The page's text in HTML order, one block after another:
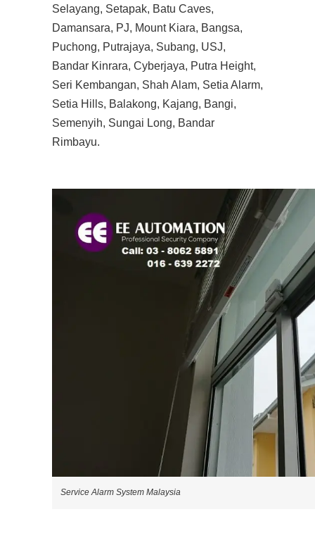
Selayang, Setapak, Batu Caves,
Damansara, PJ, Mount Kiara, Bangsa,
Puchong, Putrajaya, Subang, USJ,
Bandar Kinrara, Cyberjaya, Putra Height,
Seri Kembangan, Shah Alam, Setia Alarm,
Setia Hills, Balakong, Kajang, Bangi,
Semenyih, Sungai Long, Bandar
Rimbayu.
Service Alarm System Malaysia